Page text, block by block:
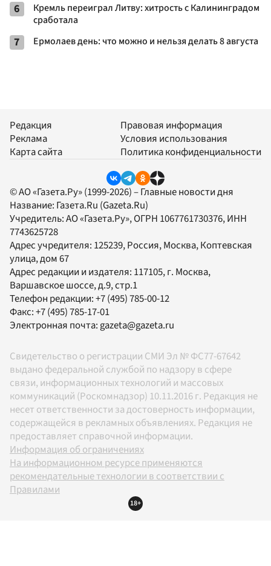
6
Кремль переиграл Литву: хитрость с Калининградом
сработала
7 Ермолаев день: что можно и нельзя делать 8 августа
Редакция
Реклама
Карта сайта
Правовая информация
Условия использования
Политика конфиденциальности
© АО «Газета.Ру» (1999-2026) – Главные новости дня
Название: Газета.Ru (Gazeta.Ru)
Учредитель:АО «Газета.Ру», ОГРН 1067761730376, ИНН
7743625728
Адрес учредителя: 125239, Россия, Москва, Коптевская
улица, дом 67
Адрес редакции и издателя: 117105, г. Москва,
Варшавское шоссе, д.9, стр.1
Телефон редакции:+7 (495) 785-00-12
Факс:+7 (495) 785-17-01
Электронная почта:gazeta@gazeta.ru
Свидетельство о регистрации СМИ Эл № ФС77-67642
выдано федеральной службой по надзору в сфере
связи, информационных технологий и массовых
коммуникаций (Роскомнадзор) 10.11.2016 г. Редакция не
несет ответственности за достоверность информации,
содержащейся в рекламных объявлениях. Редакция не
предоставляет справочной информации.
Информация об ограничениях
На информационном ресурсе применяются
рекомендательные технологии в соответствии с
Правилами
18+